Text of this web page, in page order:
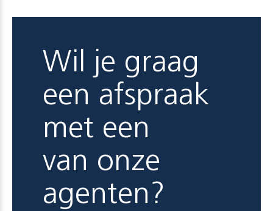
Wil je graag
een afspraak
met een
van onze
agenten?